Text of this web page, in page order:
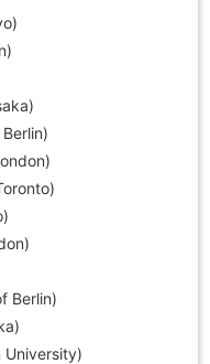
Berlin)
University)